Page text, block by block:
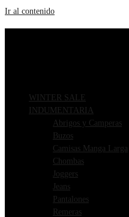
Ir al contenido
WINTER SALE
INDUMENTARIA
Abrigos y Camperas
Buzos
Camisas Manga Larga
Chombas
Joggers
Jeans
Pantalones
Remeras